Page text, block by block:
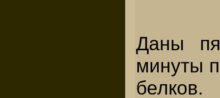
Даны
минуты
белков.